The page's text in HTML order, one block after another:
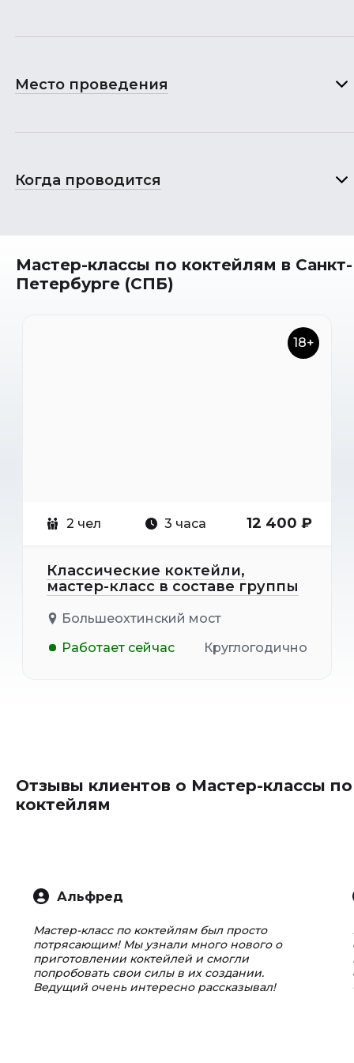
Место проведения
Когда проводится
Мастер-классы по коктейлям в Санкт-
Петербурге (СПБ)
18+
2 чел 3 часа 12 400 ₽
Классические коктейли,
мастер-класс в составе группы
Большеохтинский мост
Работает сейчас
Круглогодично
Отзывы клиентов о Мастер-классы по
коктейлям
Альфред
Мастер-класс по коктейлям был просто
потрясающим! Мы узнали много нового о
приготовлении коктейлей и смогли
попробовать свои силы в их создании.
Ведущий очень интересно рассказывал!